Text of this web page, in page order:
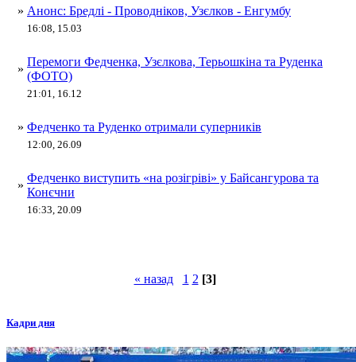
» Анонс: Бредлі - Проводніков, Узєлков - Енгумбу
16:08, 15.03
»
Перемоги Федченка, Узєлкова, Терьошкіна та Руденка
(ФОТО)
21:01, 16.12
» Федченко та Руденко отримали суперників
12:00, 26.09
»
Федченко виступить «на розігріві» у Байсангурова та
Конєчни
16:33, 20.09
« назад 1 2 [3]
Кадри дня